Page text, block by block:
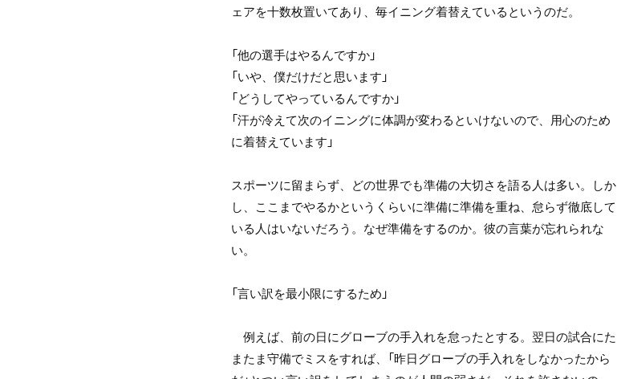
ェアを十数枚置いてあり、毎イニング着替えているというのだ。
「他の選手はやるんですか」
「いや、僕だけだと思います」
「どうしてやっているんですか」
「汗が冷えて次のイニングに体調が変わるといけないので、用心のため
に着替えています」
スポーツに留まらず、どの世界でも準備の大切さを語る人は多い。しか
し、ここまでやるかというくらいに準備に準備を重ね、怠らず徹底して
いる人はいないだろう。なぜ準備をするのか。彼の言葉が忘れられな
い。
「言い訳を最小限にするため」
例えば、前の日にグローブの手入れを怠ったとする。翌日の試合にた
またま守備でミスをすれば、「昨日グローブの手入れをしなかったから